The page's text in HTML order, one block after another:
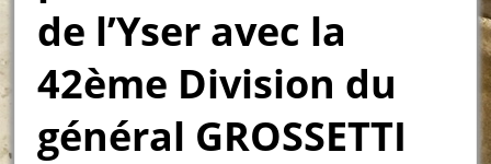
de l’Yser avec la
42ème Division du
général GROSSETTI